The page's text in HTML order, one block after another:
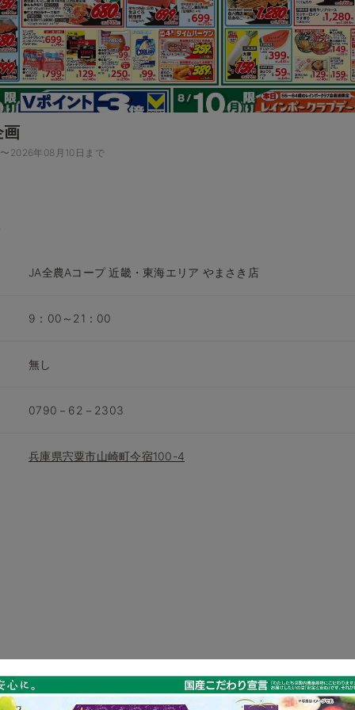
画
2026年08月10日まで
JA全農Aコープ 近畿・東海エリア やまさき店
9：00～21：00
無し
0790－62－2303
兵庫県宍粟市山崎町今宿100-4